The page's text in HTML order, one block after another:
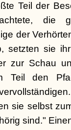
Teil der
die
der
setzten sie
zur Schau
Teil den
sie selbst
sind."